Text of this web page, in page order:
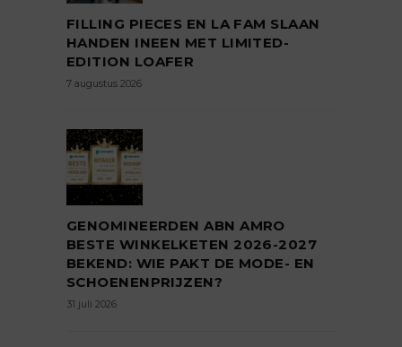
FILLING PIECES EN LA FAM SLAAN
HANDEN INEEN MET LIMITED-
EDITION LOAFER
7 augustus 2026
GENOMINEERDEN ABN AMRO
BESTE WINKELKETEN 2026-2027
BEKEND: WIE PAKT DE MODE- EN
SCHOENENPRIJZEN?
31 juli 2026